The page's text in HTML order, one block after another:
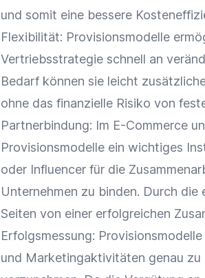
und somit eine bessere
Flexibilität: Provisionsmodelle
Vertriebsstrategie schnell an
Bedarf können sie leicht
ohne das finanzielle Risiko von
Partnerbindung: Im E-Commerce
Provisionsmodelle ein wichtiges
oder Influencer für die
Unternehmen zu binden. Durch
Seiten von einer erfolgreichen
Erfolgsmessung:
und Marketingaktivitäten genau zu